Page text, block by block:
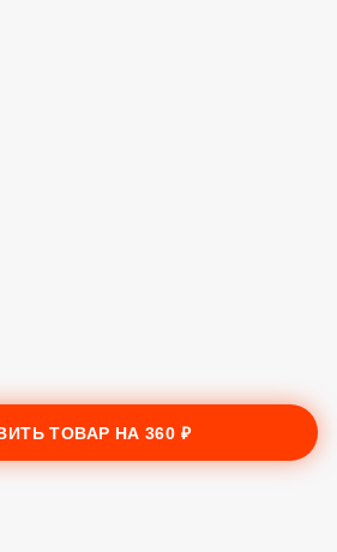
ТОВАР НА360 ₽